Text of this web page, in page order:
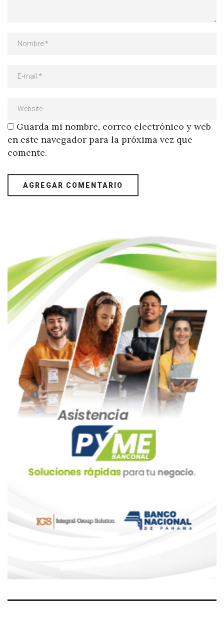
Guarda mi nombre, correo electrónico y web
en este navegador para la próxima vez que
comente.